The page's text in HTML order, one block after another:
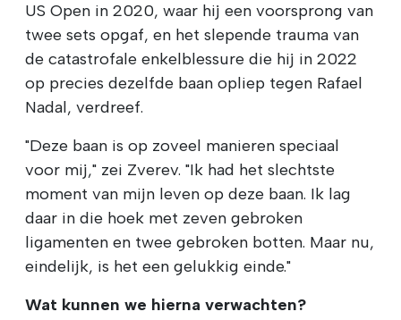
US Open in 2020, waar hij een voorsprong van
twee sets opgaf, en het slepende trauma van
de catastrofale enkelblessure die hij in 2022
op precies dezelfde baan opliep tegen Rafael
Nadal, verdreef.
"Deze baan is op zoveel manieren speciaal
voor mij," zei Zverev. "Ik had het slechtste
moment van mijn leven op deze baan. Ik lag
daar in die hoek met zeven gebroken
ligamenten en twee gebroken botten. Maar nu,
eindelijk, is het een gelukkig einde."
Wat kunnen we hierna verwachten?